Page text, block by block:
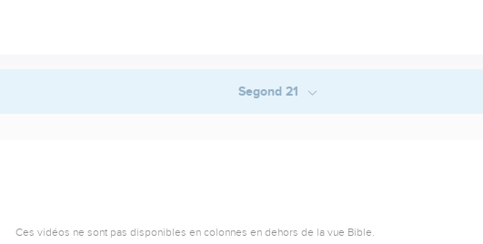
Segond 21
Ces vidéos ne sont pas disponibles en colonnes en dehors de la vue Bible.